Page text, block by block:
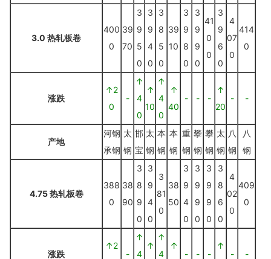
3.0 热轧板卷
400
0
39
70
3
9
5
0
3
9
4
0
3
8
5
0
39
10
3
9
8
0
3
9
9
0
41
0
0
3
9
6
0
4
07
0
414
0
涨跌
↑2
0
-
↑
4
0
↑
10
↑
4
0
↑
40
- - -
↑
20
- -
产地
河钢
承钢
太
钢
邯
宝
太
钢
本
钢
本
钢
重
钢
攀
钢
攀
钢
太
钢
八
钢
八
钢
4.75 热轧板卷
388
0
38
90
3
8
9
0
3
9
4
0
3
81
0
38
50
3
9
4
0
3
9
9
0
3
9
9
0
3
8
6
0
4
02
0
409
0
涨跌
↑2
-
↑
4
↑
↑
4
↑
- - -
↑
- -